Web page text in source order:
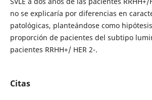
no se explicaría por diferencias en
patológicas, planteándose como
proporción de pacientes del subtipo
pacientes RRHH+/ HER 2-.
Citas